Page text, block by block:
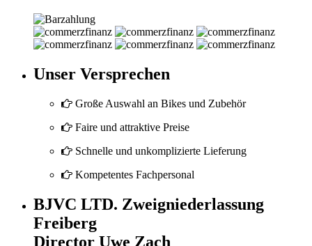
Unser Versprechen
Große Auswahl an Bikes und Zubehör
Faire und attraktive Preise
Schnelle und unkomplizierte Lieferung
Kompetentes Fachpersonal
BJVC LTD. Zweigniederlassung
Freiberg
Director Uwe Zach